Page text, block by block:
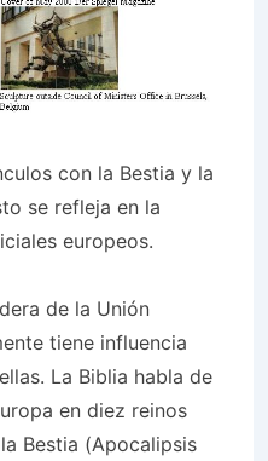
con la Bestia y la
se refleja en la
europeos.
de la Unión
tiene influencia
La Biblia habla de
en diez reinos
Bestia (Apocalipsis